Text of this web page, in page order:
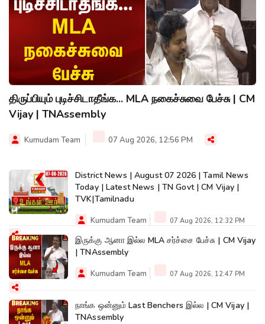
திருப்பியும் புடிச்சிடாதீங்க... MLA நகைச்சுவை பேச்சு | CM
Vijay | TNAssembly
Kumudam Team 07 Aug 2026, 12:56 PM
District News | August 07 2026 | Tamil News
Today | Latest News | TN Govt | CM Vijay |
TVK|Tamilnadu
Kumudam Team 07 Aug 2026, 12:32 PM
இருக்கு ஆனா இல்ல MLA சர்ச்சை பேச்சு | CM Vijay
| TNAssembly
Kumudam Team 07 Aug 2026, 12:47 PM
நாங்க ஒன்னும் Last Benchers இல்ல | CM Vijay |
TNAssembly